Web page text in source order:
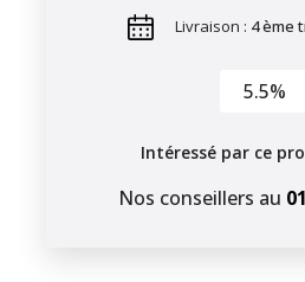
Livraison : 4 ème
5.5%
Intéressé par ce
Nos conseillers au